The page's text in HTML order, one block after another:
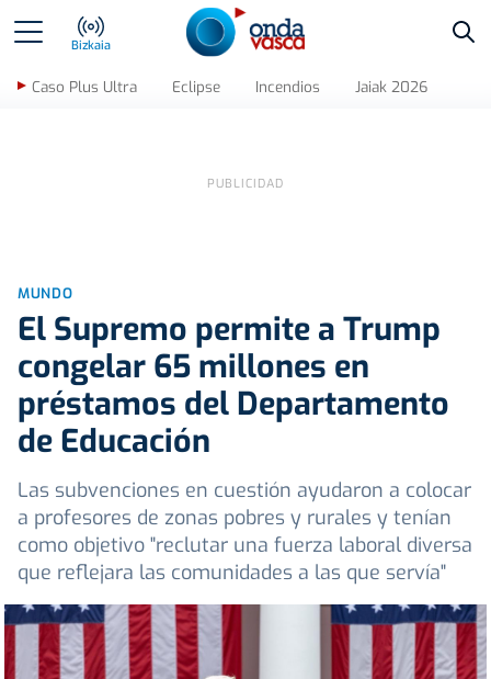
Bizkaia
Caso Plus Ultra Eclipse Incendios Jaiak 2026
MUNDO
El Supremo permite a Trump
congelar 65 millones en
préstamos del Departamento
de Educación
Las subvenciones en cuestión ayudaron a colocar
a profesores de zonas pobres y rurales y tenían
como objetivo "reclutar una fuerza laboral diversa
que reflejara las comunidades a las que servía"